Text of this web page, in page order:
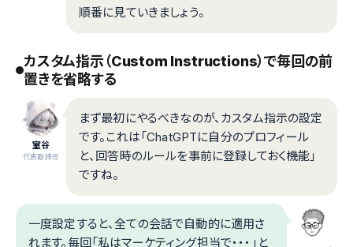
順番に見ていきましょう。
カスタム指示（Custom Instructions）で毎回の前
置きを省略する
室谷
代表取締役
まず最初にやるべきなのが、カスタム指示の設定
です。これは「ChatGPTに自分のプロフィール
と、回答時のルールを事前に登録しておく機能」
ですね。
一度設定すると、全ての会話で自動的に適用さ
れます。毎回「私はマーケティング担当で・・・」と